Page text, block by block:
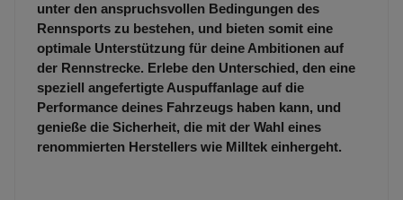
unter den anspruchsvollen Bedingungen des
Rennsports zu bestehen, und bieten somit eine
optimale Unterstützung für deine Ambitionen auf
der Rennstrecke. Erlebe den Unterschied, den eine
speziell angefertigte Auspuffanlage auf die
Performance deines Fahrzeugs haben kann, und
genieße die Sicherheit, die mit der Wahl eines
renommierten Herstellers wie Milltek einhergeht.